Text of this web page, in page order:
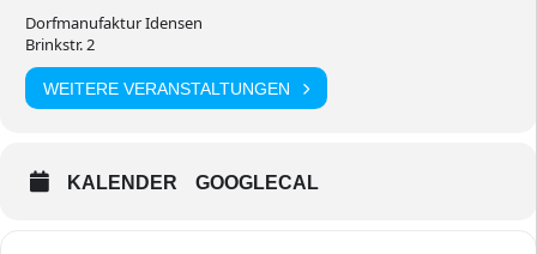
Dorfmanufaktur Idensen
Brinkstr. 2
WEITERE VERANSTALTUNGEN
KALENDER GOOGLECAL